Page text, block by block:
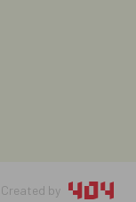
Created by